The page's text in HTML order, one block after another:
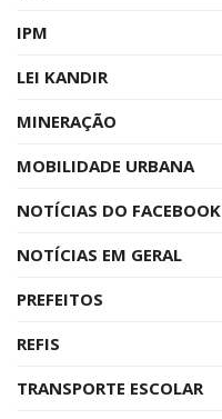
IPM
LEI KANDIR
MINERAÇÃO
MOBILIDADE URBANA
NOTÍCIAS DO FACEBOOK
NOTÍCIAS EM GERAL
PREFEITOS
REFIS
TRANSPORTE ESCOLAR